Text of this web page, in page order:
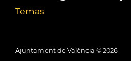
Temas
Ajuntament de València © 2026